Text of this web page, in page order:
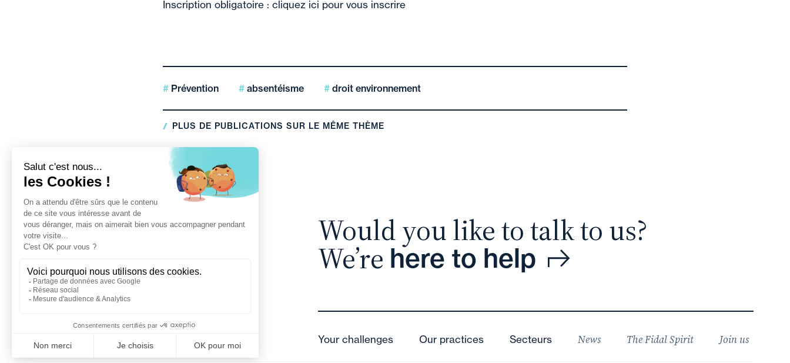
Inscription obligatoire : cliquez ici pour vous inscrire
Prévention absentéisme droit environnement
PLUS DE PUBLICATIONS SUR LE MÊME THÈME
Would you like to talk to us?
We’re here to help
Your challenges Our practices Secteurs News The Fidal Spirit Join us